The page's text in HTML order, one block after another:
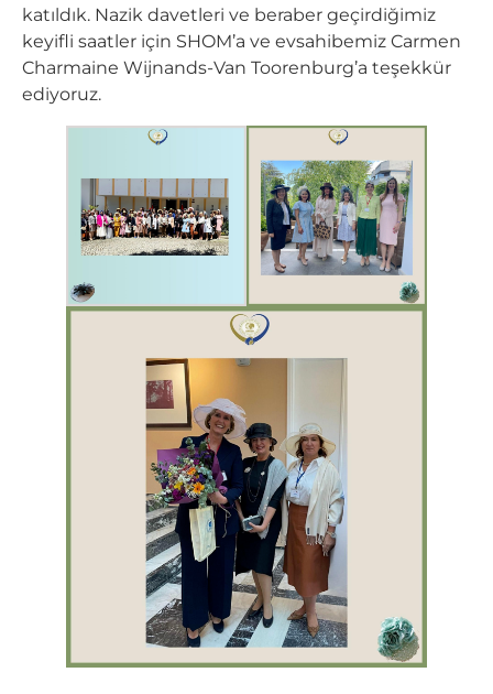
katıldık. Nazik davetleri ve beraber geçirdiğimiz
keyifli saatler için SHOM’a ve evsahibemiz Carmen
Charmaine Wijnands-Van Toorenburg’a teşekkür
ediyoruz.